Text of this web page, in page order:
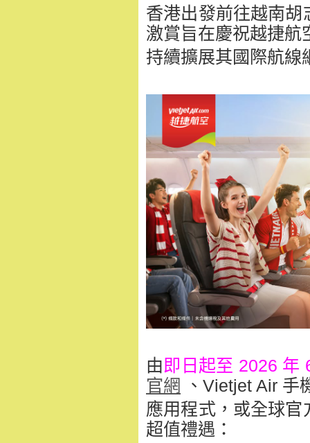
香港出發前往越南
激賞旨在慶祝越捷航
持續擴展其國際航線
由即日起至 2026 年
官網
、Vietjet Air 手
應用程式，或全球
超值禮遇：